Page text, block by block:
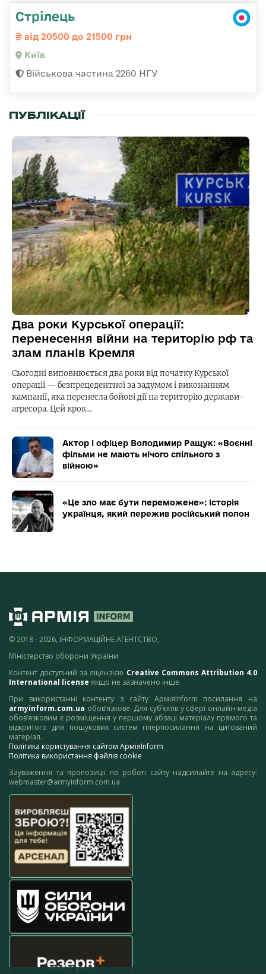
Стрілець
від 20500 до 21500 грн
Київ
Військова частина 2260 НГУ
ПУБЛІКАЦІЇ
Два роки Курської операції:
перенесення війни на територію рф та
злам планів Кремля
Сьогодні виповнюється два роки від початку Курської
операції — безпрецедентної за задумом і виконанням
кампанії, яка перенесла бойові дії на територію держави-
агресора. Цей крок…
Актор і офіцер Володимир Ращук: «Воєнні
фільми не мають нічого спільного з
війною»
«Це зло має бути переможене»: історія
українця, який пережив російський полон
© 2018 - 2026, ІНФОРМАЦІЙНЕ АГЕНТСТВО,
Міністерство оборони України
Контент доступний за ліцензією Creative Commons Attribution 4.0
International license якщо не зазначено інше.
При використанні контенту з сайту АрміяInform посилання на
armyinform.com.ua обов’язкове. Для суб’єктів у сфері онлайн-медіа
обов’язковим є розміщення у першому абзаці матеріалу прямого та
відкритого для пошукових систем гіперпосилання на цитований
матеріал.
Політика користування сайтом АрміяInform
Політика використання файлів cookie
Зауваження та пропозиції по роботі сайту надсилайте на адресу:
webmaster@armyinform.com.ua